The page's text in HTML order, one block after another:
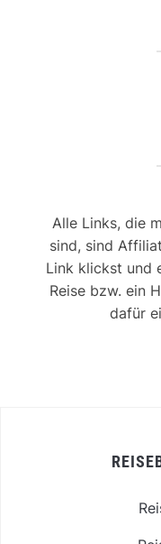
Alle Links, die
sind, sind
Link klickst und
Reise bzw. ein
dafür